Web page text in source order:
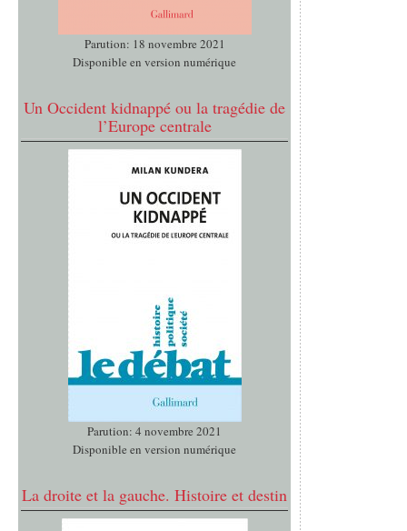
Parution: 18 novembre 2021
Disponible en version numérique
Un Occident kidnappé ou la tragédie de
l’Europe centrale
Parution: 4 novembre 2021
Disponible en version numérique
La droite et la gauche. Histoire et destin